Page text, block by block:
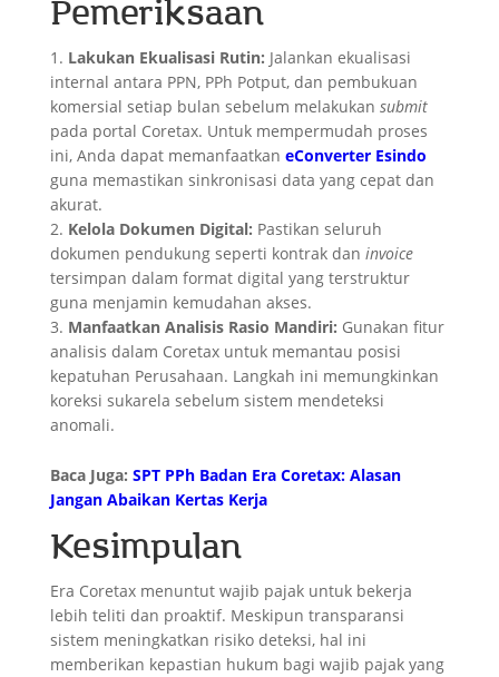
Pemeriksaan
Lakukan Ekualisasi Rutin: Jalankan ekualisasi
internal antara PPN, PPh Potput, dan pembukuan
komersial setiap bulan sebelum melakukan submit
pada portal Coretax. Untuk mempermudah proses
ini, Anda dapat memanfaatkan eConverter Esindo
guna memastikan sinkronisasi data yang cepat dan
akurat.
Kelola Dokumen Digital: Pastikan seluruh
dokumen pendukung seperti kontrak dan invoice
tersimpan dalam format digital yang terstruktur
guna menjamin kemudahan akses.
Manfaatkan Analisis Rasio Mandiri: Gunakan fitur
analisis dalam Coretax untuk memantau posisi
kepatuhan Perusahaan. Langkah ini memungkinkan
koreksi sukarela sebelum sistem mendeteksi
anomali.
Baca Juga: SPT PPh Badan Era Coretax: Alasan
Jangan Abaikan Kertas Kerja
Kesimpulan
Era Coretax menuntut wajib pajak untuk bekerja
lebih teliti dan proaktif. Meskipun transparansi
sistem meningkatkan risiko deteksi, hal ini
memberikan kepastian hukum bagi wajib pajak yang